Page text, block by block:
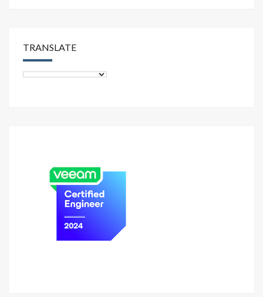
TRANSLATE